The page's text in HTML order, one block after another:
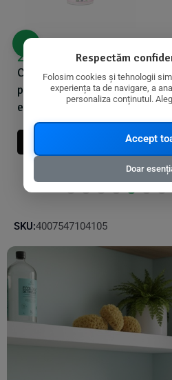
Complex inalbitor si
pentru scos pete,
ecologic, 450g, Sonett
22,41
Adauga In Cos
SKU:4007547104105
Respectăm
Folosim cookies și tehnologii
experiența ta de navigare, a
personaliza conținutul.
Accept
Doar